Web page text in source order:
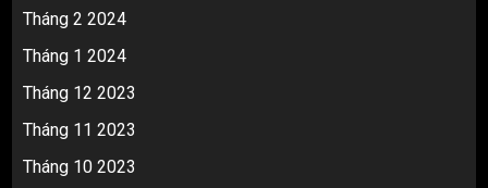
Tháng 2 2024
Tháng 1 2024
Tháng 12 2023
Tháng 11 2023
Tháng 10 2023